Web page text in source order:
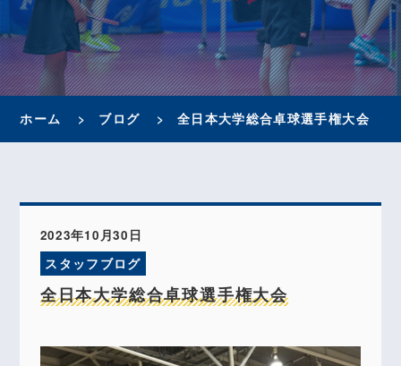
ホーム ブログ 全日本大学総合卓球選手権大会
2023年10月30日
スタッフブログ
全日本大学総合卓球選手権大会